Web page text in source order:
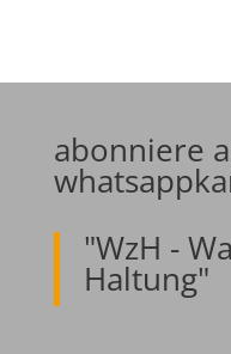
abonniere
"WzH -
Haltung"